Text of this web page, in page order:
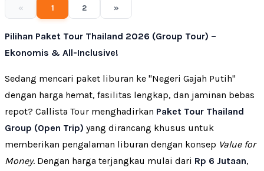
« 1 2 »
Pilihan Paket Tour Thailand 2026 (Group Tour) –
Ekonomis & All-Inclusive!
Sedang mencari paket liburan ke "Negeri Gajah Putih"
dengan harga hemat, fasilitas lengkap, dan jaminan bebas
repot? Callista Tour menghadirkan Paket Tour Thailand
Group (Open Trip) yang dirancang khusus untuk
memberikan pengalaman liburan dengan konsep Value for
Money. Dengan harga terjangkau mulai dari Rp 6 Jutaan,